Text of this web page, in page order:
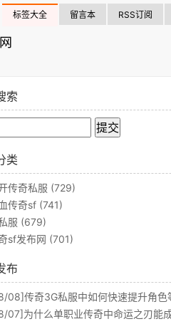
标签大全 留言本 RSS订阅
索
类
传奇私服 (729)
传奇sf (741)
服 (679)
sf发布网 (701)
布
08]传奇3G私服中如何快速提升角色
07]为什么单职业传奇中命运之刃能